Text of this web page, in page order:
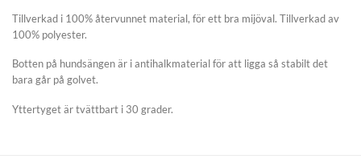
Tillverkad i 100% återvunnet material, för ett bra mijöval. Tillverkad av
100% polyester.
Botten på hundsängen är i antihalkmaterial för att ligga så stabilt det
bara går på golvet.
Yttertyget är tvättbart i 30 grader.